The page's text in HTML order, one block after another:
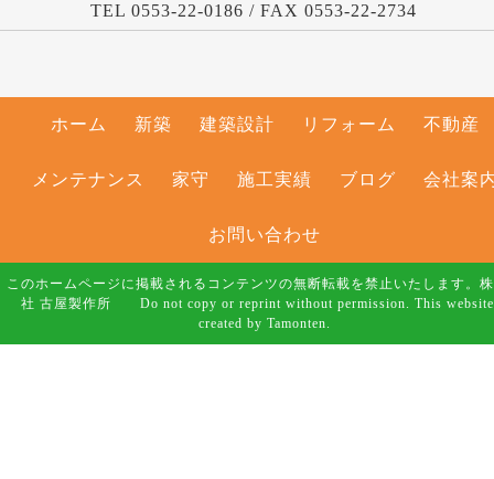
TEL 0553-22-0186 / FAX 0553-22-2734
ホーム 新築 建築設計 リフォーム 不動産
メンテナンス 家守 施工実績 ブログ 会社案
お問い合わせ
このホームページに掲載されるコンテンツの無断転載を禁止いたします。
社 古屋製作所 Do not copy or reprint without permission. This
created by Tamonten.